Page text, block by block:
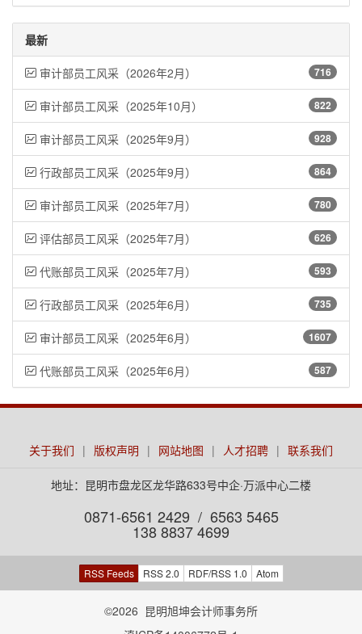
最新
716
审计部员工风采（2026年2月）
822
审计部员工风采（2025年10月）
928
审计部员工风采（2025年9月）
864
行政部员工风采（2025年9月）
780
审计部员工风采（2025年7月）
626
评估部员工风采（2025年7月）
593
代账部员工风采（2025年7月）
735
行政部员工风采（2025年6月）
1607
审计部员工风采（2025年6月）
587
代账部员工风采（2025年6月）
关于我们 | 版权声明 | 网站地图 | 人才招聘 | 联系我们
地址：昆明市盘龙区龙华路633号中企·万派中心二楼
0871-6561 2429 / 6563 5465
138 8837 4699
RSS Feeds RSS 2.0 RDF/RSS 1.0 Atom
©2026 昆明旭坤会计师事务所